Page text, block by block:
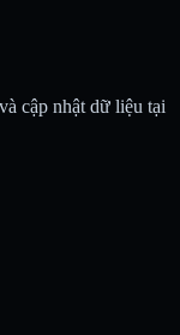
cập nhật dữ liệu tại